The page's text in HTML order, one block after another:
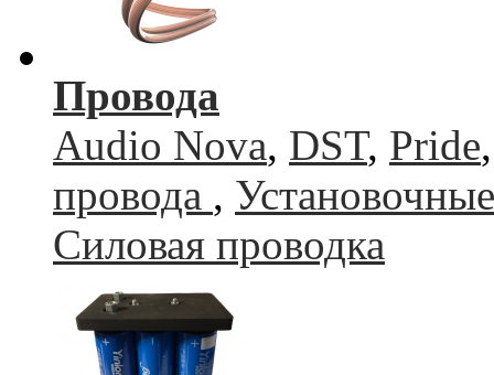
Провода
Audio Nova, DST, Pride
провода ,
Силовая проводка